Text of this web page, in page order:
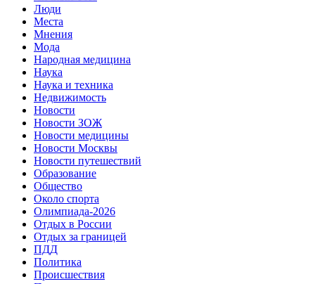
Люди
Места
Мнения
Мода
Народная медицина
Наука
Наука и техника
Недвижимость
Новости
Новости ЗОЖ
Новости медицины
Новости Москвы
Новости путешествий
Образование
Общество
Около спорта
Олимпиада-2026
Отдых в России
Отдых за границей
ПДД
Политика
Происшествия